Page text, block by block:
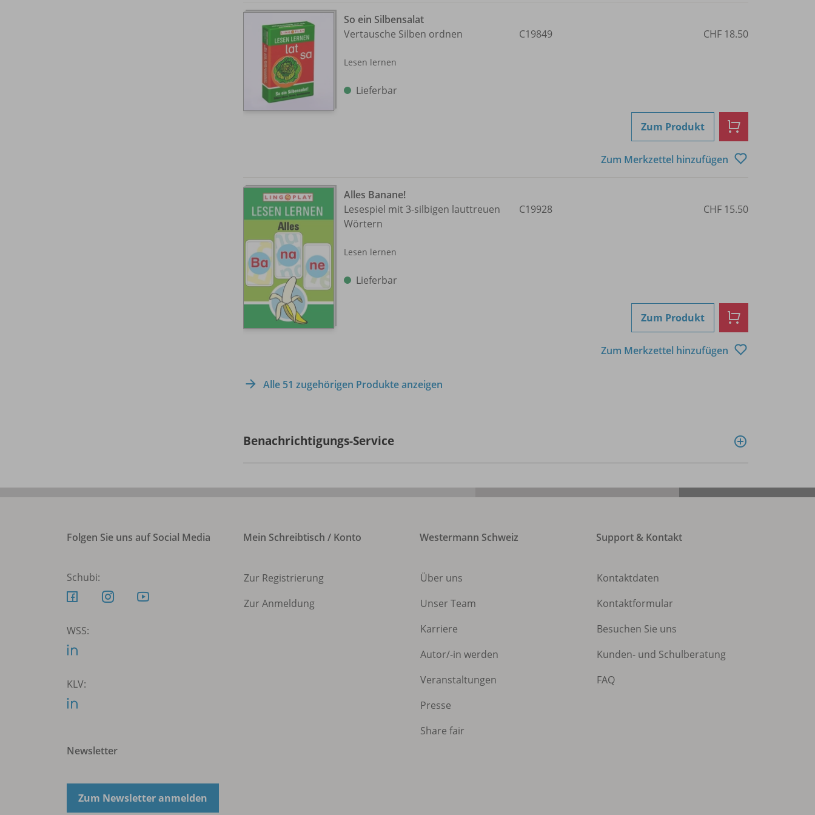
So ein Silbensalat
Vertausche Silben ordnen
Lesen lernen
Lieferbar
C19849 CHF 18.50
Zum Produkt
Zum Merkzettel hinzufügen
Alles Banane!
Lesespiel mit 3-silbigen lauttreuen
Wörtern
Lesen lernen
Lieferbar
C19928 CHF 15.50
Zum Produkt
Zum Merkzettel hinzufügen
Alle 51 zugehörigen Produkte anzeigen
Benachrichtigungs-Service
Folgen Sie uns auf Social Media
Schubi:
WSS:
KLV:
Newsletter
Zum Newsletter anmelden
Mein Schreibtisch / Konto
Zur Registrierung
Zur Anmeldung
Westermann Schweiz
Über uns
Unser Team
Karriere
Autor/-in werden
Veranstaltungen
Presse
Share fair
Support & Kontakt
Kontaktdaten
Kontaktformular
Besuchen Sie uns
Kunden- und Schulberatung
FAQ